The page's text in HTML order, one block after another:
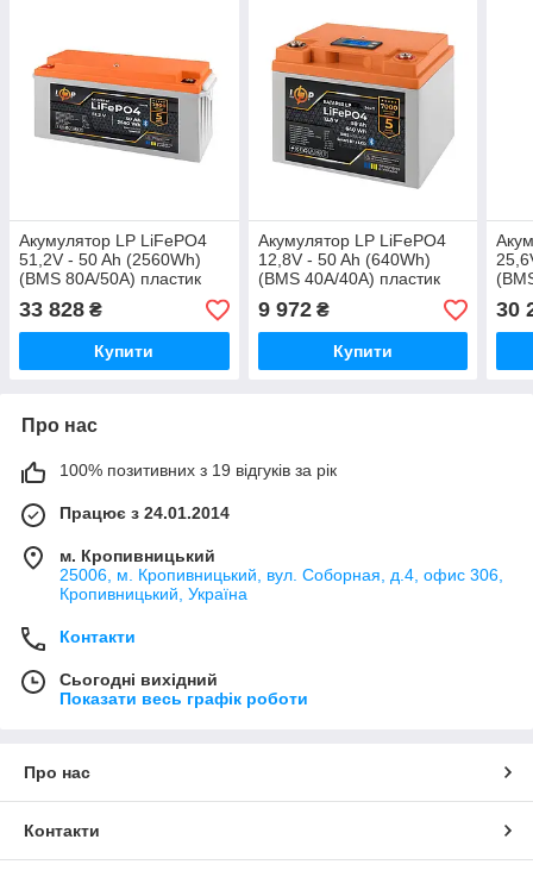
Акумулятор LP LiFePO4
51,2V - 50 Ah (2560Wh)
(BMS 80A/50А) пластик
Smart BT
33 828 ₴
Купити
Акумулятор LP LiFePO4
12,8V - 50 Ah (640Wh)
(BMS 40A/40А) пластик
LCD Smart BT
9 972₴
Купити
30
Про нас
100% позитивних з 19 відгуків за рік
Працює з 24.01.2014
м. Кропивницький
25006, м. Кропивницький, вул. Соборная, д.4, офис 306,
Кропивницький, Україна
Контакти
Сьогодні вихідний
Показати весь графік роботи
Про нас
Контакти